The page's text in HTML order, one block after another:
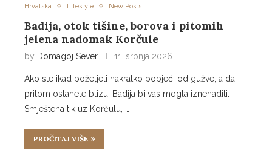
Hrvatska Lifestyle New Posts
Badija, otok tišine, borova i pitomih
jelena nadomak Korčule
by Domagoj Sever 11. srpnja 2026.
Ako ste ikad poželjeli nakratko pobjeći od gužve, a da
pritom ostanete blizu, Badija bi vas mogla iznenaditi.
Smještena tik uz Korčulu, …
PROČITAJ VIŠE